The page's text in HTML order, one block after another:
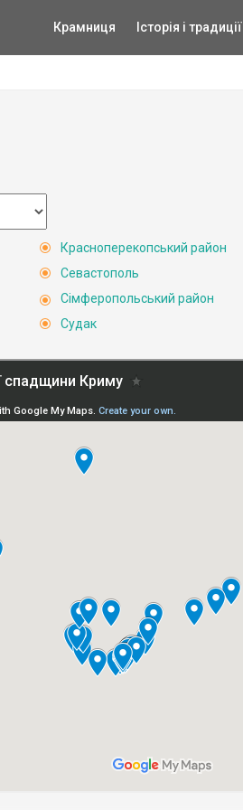
Крамниця Історія і традиції
Красноперекопський район
Севастополь
Сімферопольський район
Судак